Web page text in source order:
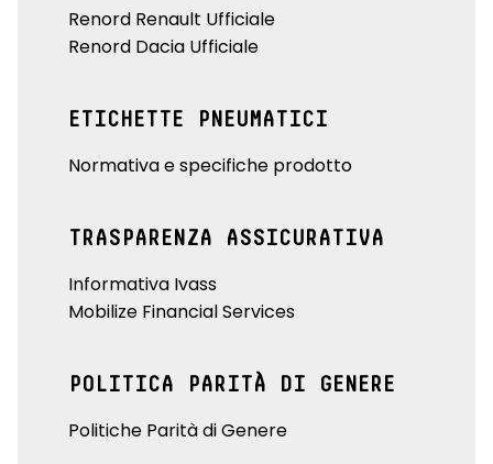
Renord Renault Ufficiale
Renord Dacia Ufficiale
ETICHETTE PNEUMATICI
Normativa e specifiche prodotto
TRASPARENZA ASSICURATIVA
Informativa Ivass
Mobilize Financial Services
POLITICA PARITÀ DI GENERE
Politiche Parità di Genere